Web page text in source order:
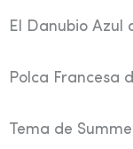
El Danubio Azul
Polca Francesa
Tema de